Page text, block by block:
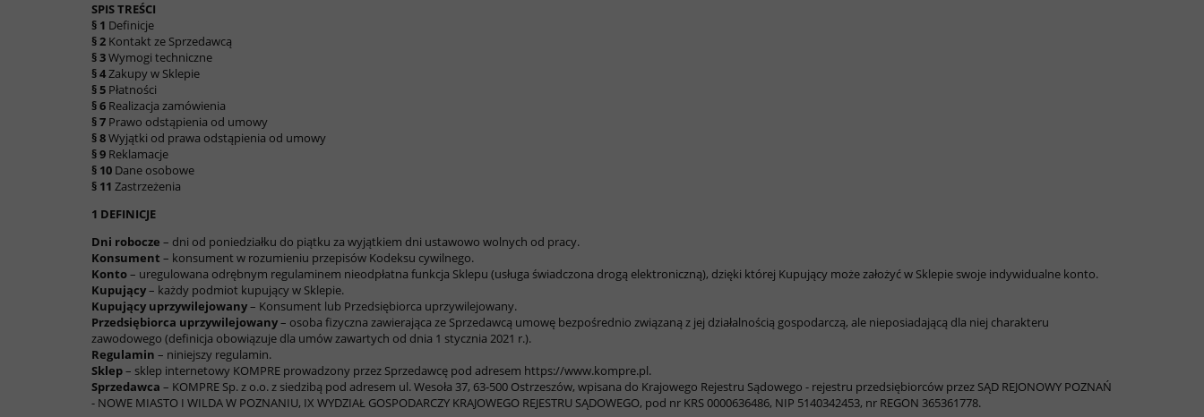
SPIS TREŚCI
§ 1 Definicje
§ 2 Kontakt ze Sprzedawcą
§ 3Wymogi techniczne
§ 4Zakupy w Sklepie
§ 5 Płatności
§ 6 Realizacja zamówienia
§ 7 Prawo odstąpienia od umowy
§ 8Wyjątki od prawa odstąpienia od umowy
§ 9 Reklamacje
§ 10 Dane osobowe
§ 11 Zastrzeżenia
1 DEFINICJE
Dni robocze – dni od poniedziałku do piątku za wyjątkiem dni ustawowo wolnych od pracy.
Konsument – konsument w rozumieniu przepisów Kodeksu cywilnego.
Konto– uregulowana odrębnym regulaminem nieodpłatna funkcja Sklepu (usługa świadczona drogą elektroniczną), dzięki której Kupujący może założyć w Sklepie swoje indywidualne konto.
Kupujący– każdy podmiot kupujący w Sklepie.
Kupujący uprzywilejowany– Konsument lub Przedsiębiorca uprzywilejowany.
Przedsiębiorca uprzywilejowany– osoba fizyczna zawierająca ze Sprzedawcą umowę bezpośrednio związaną z jej działalnością gospodarczą, ale nieposiadającą dla niej charakteru
zawodowego (definicja obowiązuje dla umów zawartych od dnia 1 stycznia 2021 r.).
Regulamin – niniejszy regulamin.
Sklep– sklep internetowy KOMPRE prowadzony przez Sprzedawcę pod adresem https://www.kompre.pl.
Sprzedawca – KOMPRE Sp. z o.o. z siedzibą pod adresem ul. Wesoła 37, 63-500 Ostrzeszów, wpisana do Krajowego Rejestru Sądowego - rejestru przedsiębiorców przez SĄD REJONOWY POZNAŃ
- NOWE MIASTO I WILDA W POZNANIU, IX WYDZIAŁ GOSPODARCZY KRAJOWEGO REJESTRU SĄDOWEGO, pod nr KRS 0000636486, NIP 5140342453, nr REGON 365361778.